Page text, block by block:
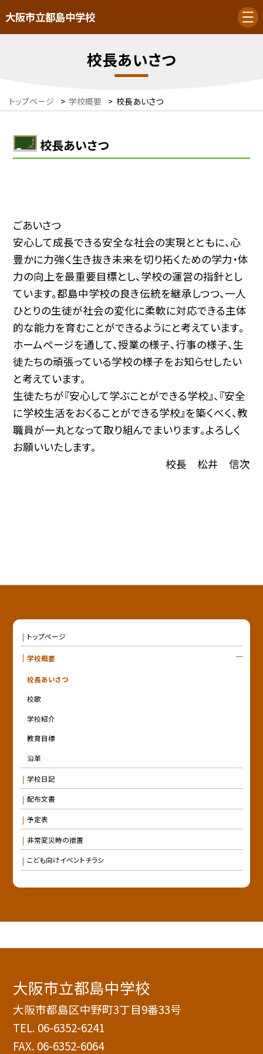
大阪市立都島中学校
校長あいさつ
トップページ > 学校概要 > 校長あいさつ
校長あいさつ
ごあいさつ
安心して成長できる安全な社会の実現とともに、心
豊かに力強く生き抜き未来を切り拓くための学力・体
力の向上を最重要目標とし、学校の運営の指針とし
ています。都島中学校の良き伝統を継承しつつ、一人
ひとりの生徒が社会の変化に柔軟に対応できる主体
的な能力を育むことができるようにと考えています。
ホームページを通して、授業の様子、行事の様子、生
徒たちの頑張っている学校の様子をお知らせしたい
と考えています。
生徒たちが『安心して学ぶことができる学校』、『安全
に学校生活をおくることができる学校』を築くべく、教
職員が一丸となって取り組んでまいります。よろしく
お願いいたします。
校長 松井 信次
トップページ
学校概要
校長あいさつ
校歌
学校紹介
教育目標
沿革
学校日記
配布文書
予定表
非常変災時の措置
こども向けイベントチラシ
大阪市立都島中学校
大阪市都島区中野町3丁目9番33号
TEL. 06-6352-6241
FAX. 06-6352-6064